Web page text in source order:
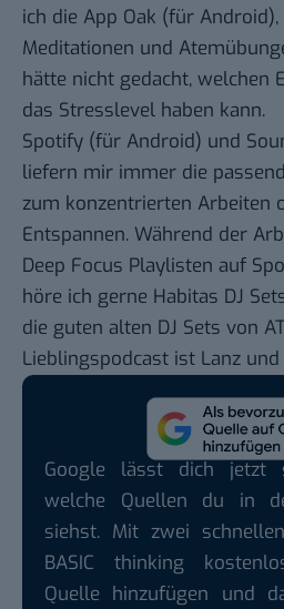
ich die App Oak (für Android
Meditationen und
hätte nicht gedacht, welchen
das Stresslevel haben kann.
Spotify (für Android) und
liefern mir immer die
zum konzentrierten Arbeiten
Entspannen. Während der
Deep Focus Playlisten auf
höre ich gerne Habitas DJ
die guten alten DJ Sets von
Lieblingspodcast ist Lanz und
Google lässt dich jetzt
welche Quellen du in
siehst. Mit zwei
BASIC thinking
Quelle hinzufügen und